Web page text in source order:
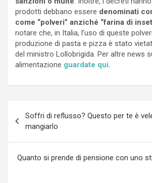
prodotti debbano essere denominati
come “polveri” anziché “farina di
notare che, in Italia, l’uso di queste
produzione di pasta e pizza è stato
del ministro Lollobrigida. Per altre news
alimentazione guardate qui.
articoli
Soffri di reflusso? Questo per te è
mangiarlo
Quanto si prende di pensione con uno